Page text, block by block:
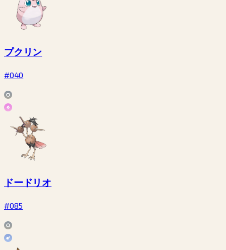
プクリン
#040
ドードリオ
#085